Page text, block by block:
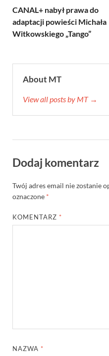
CANAL+ nabył prawa do
adaptacji powieści Michała
Witkowskiego „Tango”
About MT
View all posts by MT →
Dodaj komentarz
Twój adres email nie zostanie
oznaczone *
KOMENTARZ *
NAZWA *